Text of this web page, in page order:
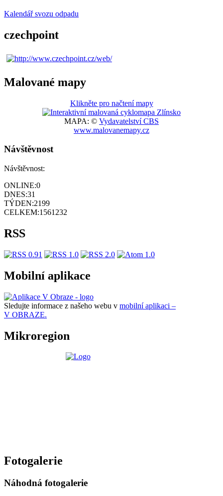
Kalendář svozu odpadu
czechpoint
Malované mapy
Klikněte pro načtení mapy
MAPA: © Vydavatelství CBS
www.malovanemapy.cz
Návštěvnost
Návštěvnost:
ONLINE:0
DNES:31
TÝDEN:2199
CELKEM:1561232
RSS
Mobilní aplikace
Sledujte informace z našeho webu v mobilní aplikaci –
V OBRAZE.
Mikroregion
Fotogalerie
Náhodná fotogalerie